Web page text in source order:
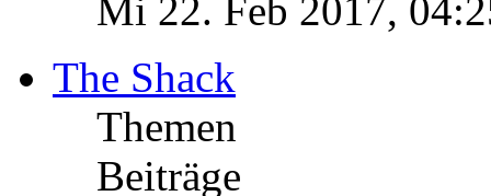
Mi 22. Feb 2017,
The Shack
Themen
Beiträge